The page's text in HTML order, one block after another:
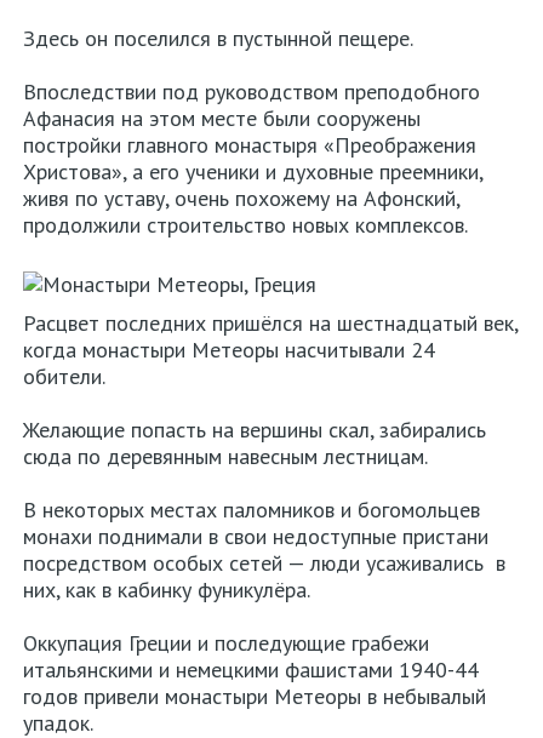
Здесь он поселился в пустынной пещере.
Впоследствии под руководством преподобного
Афанасия на этом месте были сооружены
постройки главного монастыря «Преображения
Христова», а его ученики и духовные преемники,
живя по уставу, очень похожему на Афонский,
продолжили строительство новых комплексов.
Расцвет последних пришёлся на шестнадцатый век,
когда монастыри Метеоры насчитывали 24
обители.
Желающие попасть на вершины скал, забирались
сюда по деревянным навесным лестницам.
В некоторых местах паломников и богомольцев
монахи поднимали в свои недоступные пристани
посредством особых сетей — люди усаживались в
них, как в кабинку фуникулёра.
Оккупация Греции и последующие грабежи
итальянскими и немецкими фашистами 1940-44
годов привели монастыри Метеоры в небывалый
упадок.